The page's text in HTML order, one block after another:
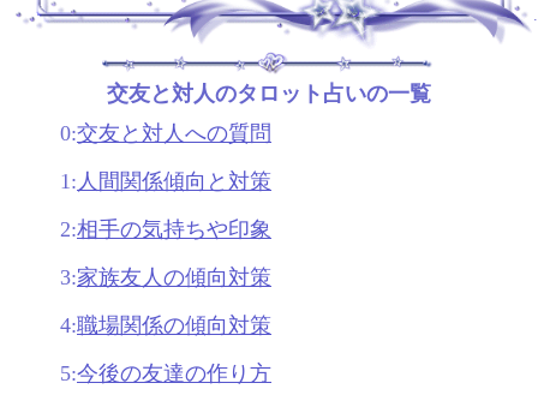
交友と対人のタロット占いの一覧
0:交友と対人への質問
1: 人間関係傾向と対策
2:相手の気持ちや印象
3:家族友人の傾向対策
4:職場関係の傾向対策
5:今後の友達の作り方